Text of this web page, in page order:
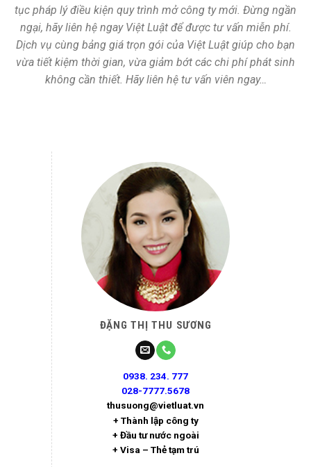
tục pháp lý điều kiện quy trình mở công ty mới. Đừng ngần
ngại, hãy liên hệ ngay Việt Luật để được tư vấn miễn phí.
Dịch vụ cùng bảng giá trọn gói của Việt Luật giúp cho bạn
vừa tiết kiệm thời gian, vừa giảm bớt các chi phí phát sinh
không cần thiết. Hãy liên hệ tư vấn viên ngay…
ĐẶNG THỊ THU SƯƠNG
0938. 234. 777
028-7777.5678
thusuong@vietluat.vn
+ Thành lập công ty
+ Đầu tư nước ngoài
+ Visa – Thẻ tạm trú